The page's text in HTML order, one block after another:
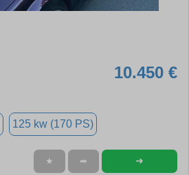
10.450 €
125 kw (170 PS)
★ ➦ ➜